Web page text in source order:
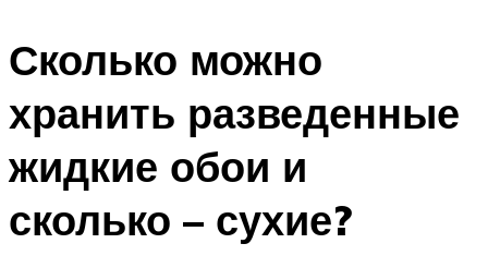
Сколько можно
хранить разведенные
жидкие обои и
сколько – сухие?